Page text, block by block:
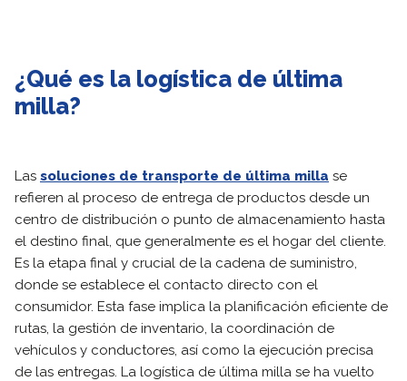
¿Qué es la logística de última
milla?
Las soluciones de transporte de última milla se
refieren al proceso de entrega de productos desde un
centro de distribución o punto de almacenamiento hasta
el destino final, que generalmente es el hogar del cliente.
Es la etapa final y crucial de la cadena de suministro,
donde se establece el contacto directo con el
consumidor. Esta fase implica la planificación eficiente de
rutas, la gestión de inventario, la coordinación de
vehículos y conductores, así como la ejecución precisa
de las entregas. La logística de última milla se ha vuelto